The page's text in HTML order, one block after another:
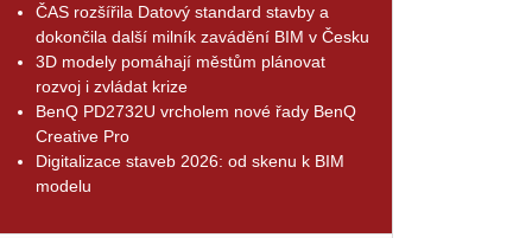
ČAS rozšířila Datový standard stavby a
dokončila další milník zavádění BIM v Česku
3D modely pomáhají městům plánovat
rozvoj i zvládat krize
BenQ PD2732U vrcholem nové řady BenQ
Creative Pro
Digitalizace staveb 2026: od skenu k BIM
modelu